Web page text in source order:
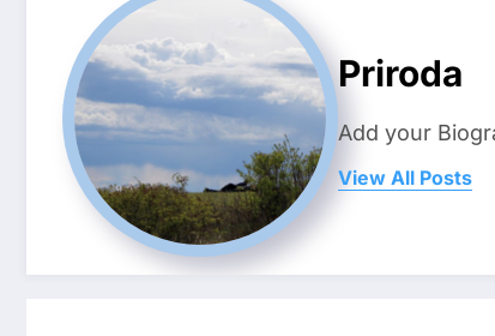
Priroda
Add your
View All Posts